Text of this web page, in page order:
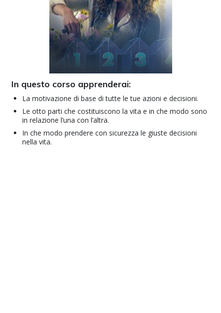
In questo corso apprenderai:
La motivazione di base di tutte le tue azioni e decisioni.
Le otto parti che costituiscono la vita e in che modo sono
in relazione l’una con l’altra.
In che modo prendere con sicurezza le giuste decisioni
nella vita.